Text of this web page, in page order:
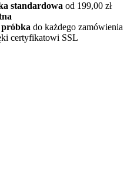
standardowa od 199,00 zł
do każdego zamówienia
certyfikatowi SSL